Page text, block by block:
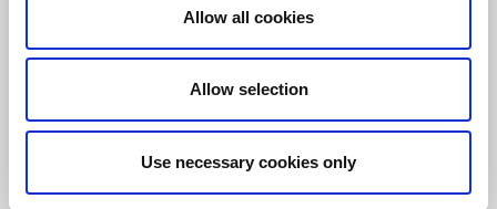
Allow all cookies
Allow selection
Use necessary cookies only
Restaurang Café & Konditorier
Coop Kök & Café
Skara